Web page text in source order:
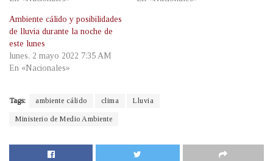
Ambiente cálido y posibilidades
de lluvia durante la noche de
este lunes
lunes, 2 mayo 2022 7:35 AM
En «Nacionales»
Tags: ambiente cálido clima Lluvia
Ministerio de Medio Ambiente